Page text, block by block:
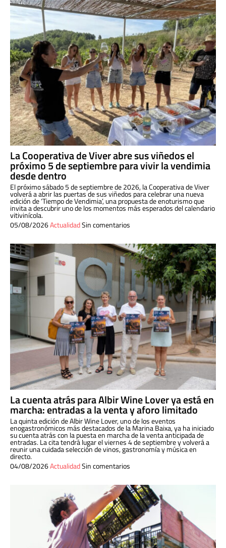
La Cooperativa de Viver abre sus viñedos el
próximo 5 de septiembre para vivir la vendimia
desde dentro
El próximo sábado 5 de septiembre de 2026, la Cooperativa de Viver
volverá a abrir las puertas de sus viñedos para celebrar una nueva
edición de ‘Tiempo de Vendimia’, una propuesta de enoturismo que
invita a descubrir uno de los momentos más esperados del calendario
vitivinícola.
05/08/2026ActualidadSin comentarios
La cuenta atrás para Albir Wine Lover ya está en
marcha: entradas a la venta y aforo limitado
La quinta edición de Albir Wine Lover, uno de los eventos
enogastronómicos más destacados de la Marina Baixa, ya ha iniciado
su cuenta atrás con la puesta en marcha de la venta anticipada de
entradas. La cita tendrá lugar el viernes 4 de septiembre y volverá a
reunir una cuidada selección de vinos, gastronomía y música en
directo.
04/08/2026ActualidadSin comentarios